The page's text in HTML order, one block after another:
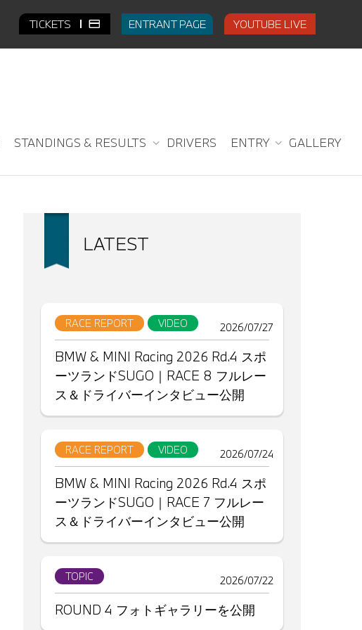
TICKETS ENTRANT PAGE YOUTUBE LIVE
STANDINGS & RESULTS DRIVERS ENTRY GALLERY
LATEST
RACE REPORT VIDEO 2026/07/27
BMW & MINI Racing 2026 Rd.4 スポ
ーツランドSUGO｜RACE 8 フルレー
ス＆ドライバーインタビュー公開
RACE REPORT VIDEO 2026/07/24
BMW & MINI Racing 2026 Rd.4 スポ
ーツランドSUGO｜RACE 7 フルレー
ス＆ドライバーインタビュー公開
TOPIC 2026/07/22
ROUND 4 フォトギャラリーを公開